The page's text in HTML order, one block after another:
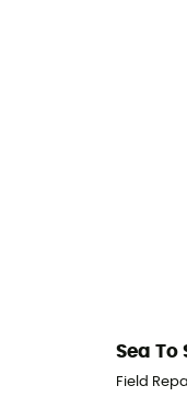
Sea To
Field